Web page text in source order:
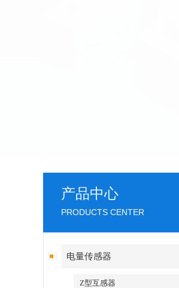
产品中心
PRODUCTS CENTER
电量传感器
Z型互感器